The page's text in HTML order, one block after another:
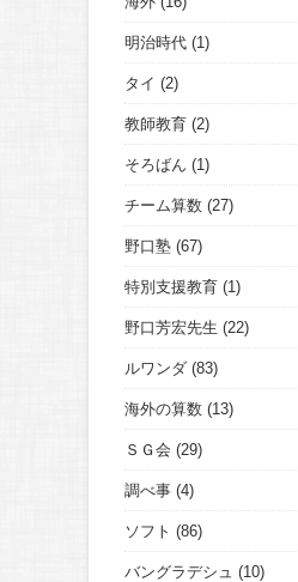
明治時代 (1)
タイ (2)
教師教育 (2)
そろばん (1)
チーム算数 (27)
野口塾 (67)
特別支援教育 (1)
野口芳宏先生 (22)
ルワンダ (83)
海外の算数 (13)
ＳＧ会 (29)
調べ事 (4)
ソフト (86)
バングラデシュ (10)